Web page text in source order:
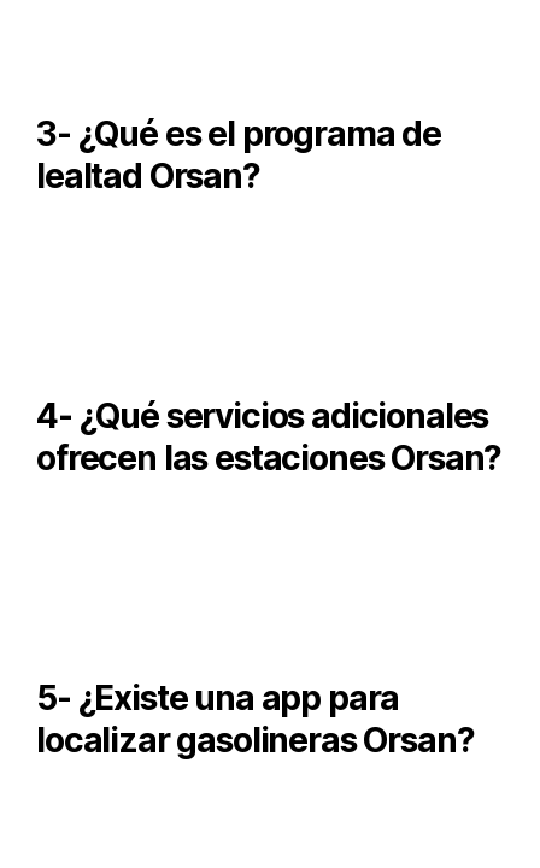
3- ¿Qué es el programa de
lealtad Orsan?
4- ¿Qué servicios adicionales
ofrecen las estaciones Orsan?
5- ¿Existe una app para
localizar gasolineras Orsan?